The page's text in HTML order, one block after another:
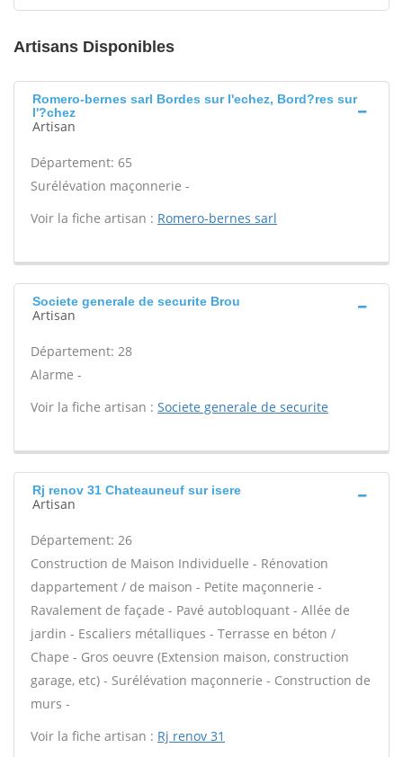
Artisans Disponibles
Romero-bernes sarl Bordes sur l'echez, Bord?res sur
l'?chez
Artisan
Département: 65
Surélévation maçonnerie -
Voir la fiche artisan : Romero-bernes sarl
Societe generale de securite Brou
Artisan
Département: 28
Alarme -
Voir la fiche artisan : Societe generale de securite
Rj renov 31 Chateauneuf sur isere
Artisan
Département: 26
Construction de Maison Individuelle - Rénovation
dappartement / de maison - Petite maçonnerie -
Ravalement de façade - Pavé autobloquant - Allée de
jardin - Escaliers métalliques - Terrasse en béton /
Chape - Gros oeuvre (Extension maison, construction
garage, etc) - Surélévation maçonnerie - Construction de
murs -
Voir la fiche artisan : Rj renov 31